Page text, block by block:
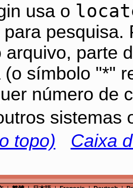
usa o
pesquisa.
arquivo, parte
(o símbolo "*"
número de
sistemas
topo)
Caixa